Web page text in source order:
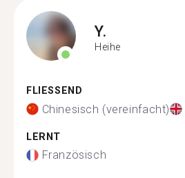
Y.
Heihe
FLIESSEND
Chinesisch (vereinfacht)
LERNT
Französisch